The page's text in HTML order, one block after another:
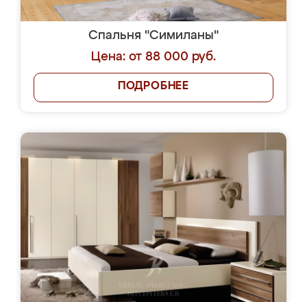
Спальня "Симиланы"
Цена: от 88 000 руб.
ПОДРОБНЕЕ